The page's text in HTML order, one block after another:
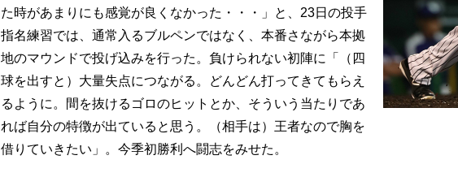
た時があまりにも感覚が良くなかった・・・」と、23日の投手
指名練習では、通常入るブルペンではなく、本番さながら本拠
地のマウンドで投げ込みを行った。負けられない初陣に「（四
球を出すと）大量失点につながる。どんどん打ってきてもらえ
るように。間を抜けるゴロのヒットとか、そういう当たりであ
れば自分の特徴が出ていると思う。（相手は）王者なので胸を
借りていきたい」。今季初勝利へ闘志をみせた。